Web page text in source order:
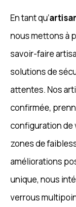
En tant qu’
nous mettons à
savoir-faire
solutions de
attentes. Nos
confirmée,
configuration de
zones de
améliorations
unique, nous
verrous